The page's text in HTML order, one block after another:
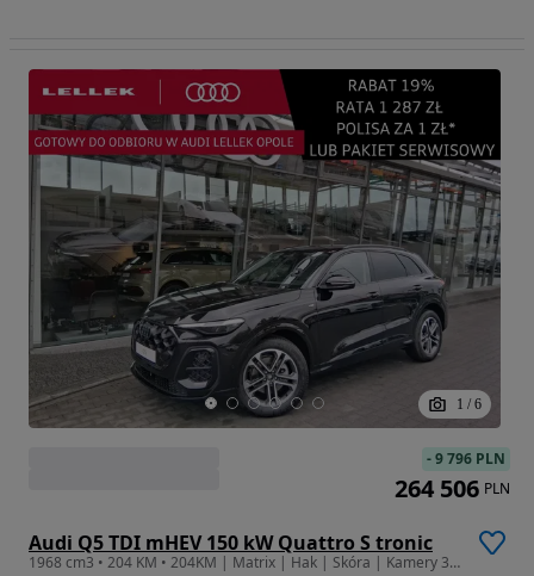
1 / 6
Audi Q5 TDI mHEV 150 kW Quattro S tronic
1968 cm3 • 204 KM • 204KM | Matrix | Hak | Skóra | Kamery 360 (882)
-9 796 PLN
264 506 PLN